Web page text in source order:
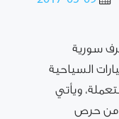
سورية
السياحية
ويأتي
من حرص